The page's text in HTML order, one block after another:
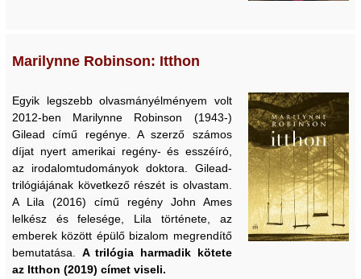
Marilynne Robinson: Itthon
Egyik legszebb olvasmányélményem volt
2012-ben Marilynne Robinson (1943-)
Gilead című regénye. A szerző számos
díjat nyert amerikai regény- és esszéíró,
az irodalomtudományok doktora. Gilead-
trilógiájának következő részét is olvastam.
A Lila (2016) című regény John Ames
lelkész és felesége, Lila története, az
emberek között épülő bizalom megrendítő
bemutatása. A trilógia harmadik kötete
az Itthon (2019) címet viseli.